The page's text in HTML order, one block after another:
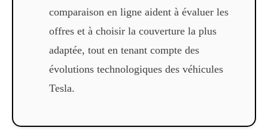
comparaison en ligne aident à évaluer les
offres et à choisir la couverture la plus
adaptée, tout en tenant compte des
évolutions technologiques des véhicules
Tesla.